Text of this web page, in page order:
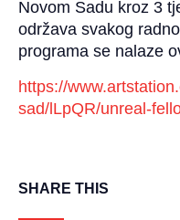
Novom Sadu kroz 3
održava svakog
programa se nalaze
https://
sad/lLpQR/unreal-
SHARE THIS